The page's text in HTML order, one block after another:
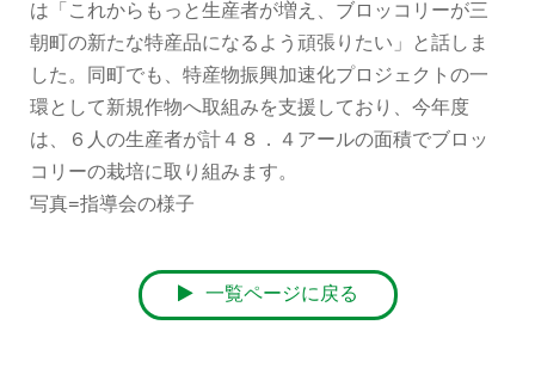
は「これからもっと生産者が増え、ブロッコリーが三
朝町の新たな特産品になるよう頑張りたい」と話しま
した。同町でも、特産物振興加速化プロジェクトの一
環として新規作物へ取組みを支援しており、今年度
は、６人の生産者が計４８．４アールの面積でブロッ
コリーの栽培に取り組みます。
写真=指導会の様子
一覧ページに戻る